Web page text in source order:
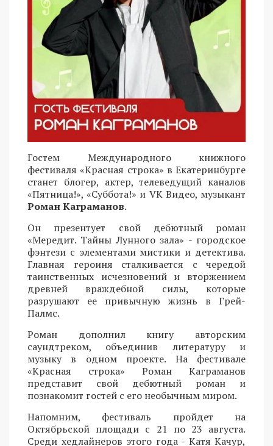
Гостем Международного книжного
фестиваля «Красная строка» в Екатеринбурге
станет блогер, актер, телеведущий каналов
«Пятница!», «Суббота!» и VK Видео, музыкант
Роман Каграманов.
Он презентует свой дебютный роман
«Мередит. Тайны Лунного зала» - городское
фэнтези с элементами мистики и детектива.
Главная героиня сталкивается с чередой
таинственных исчезновений и вторжением
древней враждебной силы, которые
разрушают ее привычную жизнь в Грей-
Палмс.
Роман дополнил книгу авторским
саундтреком, объединив литературу и
музыку в одном проекте. На фестивале
«Красная строка» Роман Каграманов
представит свой дебютный роман и
познакомит гостей с его необычным миром.
Напомним, фестиваль пройдет на
Октябрьской площади с 21 по 23 августа.
Среди хедлайнеров этого года - Катя Качур,